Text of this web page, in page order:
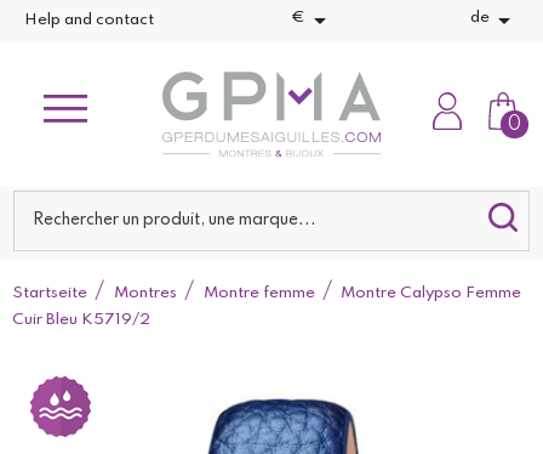
Help and contact €  de 
0
Startseite Montres Montre femme
Montre Calypso Femme
Cuir Bleu K5719/2